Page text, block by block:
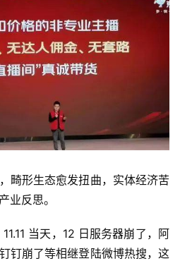
畸形生态愈发扭曲，实体经济苦
业反思。
当天，12 日服务器崩了，阿
钉崩了等相继登陆微博热搜，这